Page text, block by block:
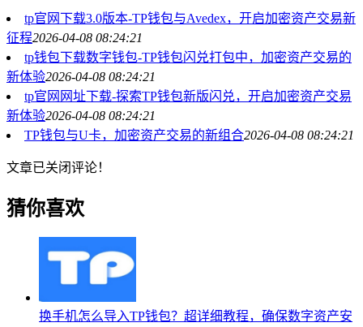
tp官网下载3.0版本-TP钱包与Avedex，开启加密资产交易新
征程2026-04-08 08:24:21
tp钱包下载数字钱包-TP钱包闪兑打包中，加密资产交易的
新体验2026-04-08 08:24:21
tp官网网址下载-探索TP钱包新版闪兑，开启加密资产交易
新体验2026-04-08 08:24:21
TP钱包与U卡，加密资产交易的新组合2026-04-08 08:24:21
文章已关闭评论！
猜你喜欢
换手机怎么导入TP钱包？超详细教程，确保数字资产安